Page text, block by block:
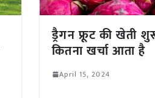
ड्रैगन फ्रूट की खेती
कितना खर्चा आता है
April 15, 2024